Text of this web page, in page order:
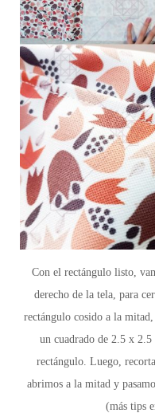
Con el rectángulo listo,
derecho de la tela, para
rectángulo cosido a la
un cuadrado de 2.5 x 2.5
rectángulo. Luego ,
abrimos a la mitad y
(más tips